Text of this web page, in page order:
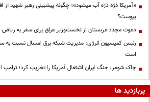
«آمریکا ذرّه ذرّه آب میشود»؛ چگونه پیشبینی رهبر شهید از
پیوست؟
دعوت مجدد عربستان از نخست‌وزیر عراق برای سفر به ریاض
رئیس کمیسیون انرژی: مدیریت شبکه برق امسال نسبت به
است
چاک شومر: جنگ ایران اشتغال آمریکا را تخریب کرد؛ ترامپ
پربازدید ها